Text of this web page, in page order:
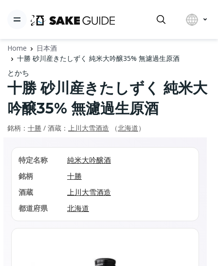
Home
日本酒
十勝 砂川産きたしずく 純米大吟醸35% 無濾過生原酒
とかち
十勝 砂川産きたしずく 純米大
吟醸35% 無濾過生原酒
銘柄： 十勝 / 酒蔵： 上川大雪酒造 （北海道）
特定名称
純米大吟醸酒
銘柄
十勝
酒蔵
上川大雪酒造
都道府県
北海道